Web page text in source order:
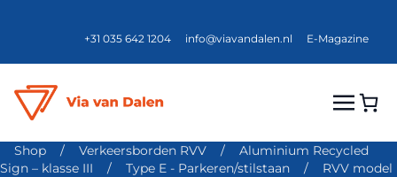
+31 035 642 1204 info@viavandalen.nl E-Magazine
Shop / Verkeersborden RVV /
Aluminium Recycled
Sign – klasse III
/ Type E - Parkeren/stilstaan /
RVV model